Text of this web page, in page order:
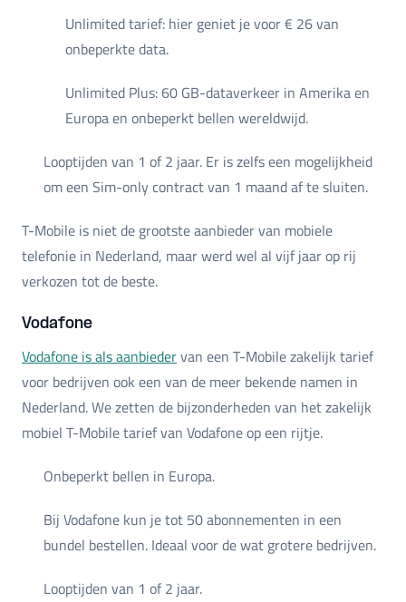
Unlimited tarief: hier geniet je voor € 26 van
onbeperkte data.
Unlimited Plus: 60 GB-dataverkeer in Amerika en
Europa en onbeperkt bellen wereldwijd.
Looptijden van 1 of 2 jaar. Er is zelfs een mogelijkheid
om een Sim-only contract van 1 maand af te sluiten.
T-Mobile is niet de grootste aanbieder van mobiele
telefonie in Nederland, maar werd wel al vijf jaar op rij
verkozen tot de beste.
Vodafone
Vodafone is als aanbiedervan een T-Mobile zakelijk tarief
voor bedrijven ook een van de meer bekende namen in
Nederland. We zetten de bijzonderheden van het zakelijk
mobiel T-Mobile tarief van Vodafone op een rijtje.
Onbeperkt bellen in Europa.
Bij Vodafone kun je tot 50 abonnementen in een
bundel bestellen. Ideaal voor de wat grotere bedrijven.
Looptijden van 1 of 2 jaar.